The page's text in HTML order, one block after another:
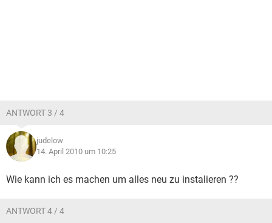
ANTWORT 3 / 4
judelow
14. April 2010 um 10:25
Wie kann ich es machen um alles neu zu instalieren ??
ANTWORT 4 / 4